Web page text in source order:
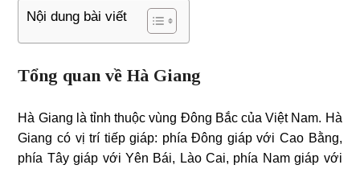
Nội dung bài viết
Tổng quan về Hà Giang
Hà Giang là tỉnh thuộc vùng Đông Bắc của Việt Nam. Hà
Giang có vị trí tiếp giáp: phía Đông giáp với Cao Bằng,
phía Tây giáp với Yên Bái, Lào Cai, phía Nam giáp với